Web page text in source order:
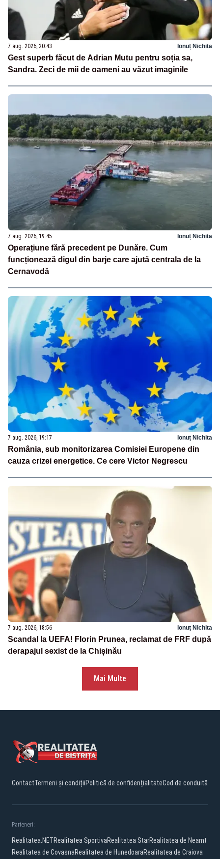
7 aug. 2026, 20:43 Ionuț Nichita
Gest superb făcut de Adrian Mutu pentru soția sa,
Sandra. Zeci de mii de oameni au văzut imaginile
7 aug. 2026, 19:45 Ionuț Nichita
Operațiune fără precedent pe Dunăre. Cum
funcționează digul din barje care ajută centrala de la
Cernavodă
7 aug. 2026, 19:17 Ionuț Nichita
România, sub monitorizarea Comisiei Europene din
cauza crizei energetice. Ce cere Victor Negrescu
7 aug. 2026, 18:56 Ionuț Nichita
Scandal la UEFA! Florin Prunea, reclamat de FRF după
derapajul sexist de la Chișinău
Mai Multe
ContactTermeni și condițiiPolitică de confidențialitateCod de conduită
Parteneri:
Realitatea.NETRealitatea SportivaRealitatea StarRealitatea de Neamt
Realitatea de CovasnaRealitatea de HunedoaraRealitatea de Craiova